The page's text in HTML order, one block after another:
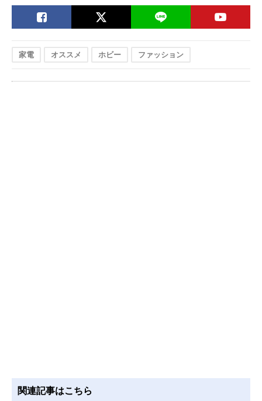
家電 オススメ ホビー ファッション
関連記事はこちら